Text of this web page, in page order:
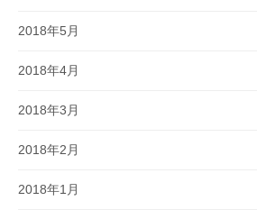
2018年5月
2018年4月
2018年3月
2018年2月
2018年1月